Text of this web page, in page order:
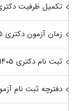
تکمیل ظرفیت دکتری
زمان آزمون دکتری ۱۴۰۵
ثبت نام دکتری ۱۴۰۵
دفترچه ثبت نام آزمون